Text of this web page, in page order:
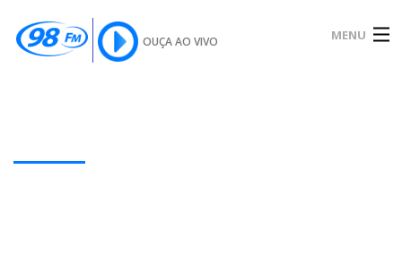
OUÇA AO VIVO MENU
SOBRE